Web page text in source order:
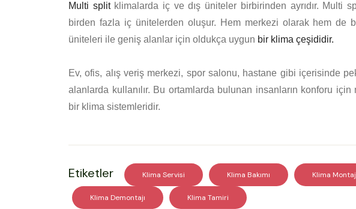
Multi split klimalarda iç ve dış üniteler birbirinden ayrıdır. Multi
birden fazla iç ünitelerden oluşur. Hem merkezi olarak hem de
üniteleri ile geniş alanlar için oldukça uygun bir klima çeşididir.
Ev, ofis, alış veriş merkezi, spor salonu, hastane gibi içerisinde
alanlarda kullanılır. Bu ortamlarda bulunan insanların konforu
bir klima sistemleridir.
Etiketler Klima Servisi Klima Bakımı Klima
Klima Demontajı Klima Tamiri